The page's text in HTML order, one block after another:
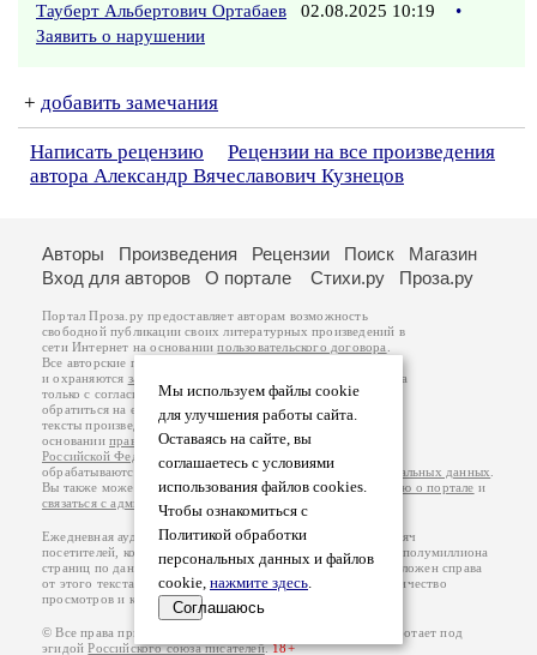
Тауберт Альбертович Ортабаев 02.08.2025 10:19
•
Заявить о нарушении
+ добавить замечания
Написать рецензию
Рецензии на все произведения
автора Александр Вячеславович Кузнецов
Мы используем файлы cookie
для улучшения работы сайта.
Оставаясь на сайте, вы
соглашаетесь с условиями
использования файлов cookies.
Чтобы ознакомиться с
Политикой обработки
персональных данных и файлов
cookie, нажмите здесь.
Соглашаюсь
Авторы Произведения Рецензии Поиск
Магазин
Вход для авторов
О портале Стихи.ру Проза.ру
Портал Проза.ру предоставляет авторам возможность
свободной публикации своих литературных произведений в
сети Интернет на основаниипользовательского договора
Все авторские права на произведения принадлежат авторам
и охраняются законом
. Перепечатка произведений возможна
только с согласия его автора, к которому вы можете
обратиться на его авторской странице. Ответственность за
тексты произведений авторы несут самостоятельно на
основанииправил публикацииизаконодательства
Российской Федерации
обрабатываются на основанииПолитики обработки персональных данных
Вы также можете посмотреть более подробнуюинформацию о портале и
связаться с администрацией
Ежедневная аудитория портала Проза.ру – порядка 100 тысяч
посетителей, которые в общей сумме просматривают более полумиллиона
страниц по данным счетчика посещаемости, который расположен справа
от этого текста. В каждой графе указано по две цифры: количество
просмотров и количество посетителей.
© Все права принадлежат авторам, 2000-2026. Портал работает под
эгидойРоссийского союза писателей.18+